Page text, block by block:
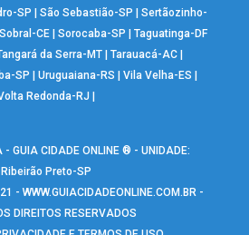
SP |São Sebastião-SP |Sertãozinho-
Sobral-CE |Sorocaba-SP |Taguatinga-DF
da Serra-MT| Tarauacá-AC|
SP |Uruguaiana-RS |Vila Velha-ES
Redonda-RJ
- GUIA CIDADE ONLINE ® - UNIDADE:
Ribeirão Preto-SP
-WWW.GUIACIDADEONLINE.COM.BR -
DIREITOS RESERVADOS